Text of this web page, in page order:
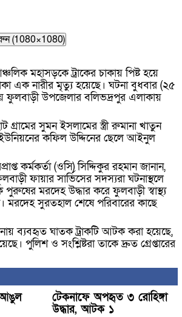
(1080×1080)
মহাসড়কে ট্রাকের চাকায় পিষ্ট হয়ে
এক নারীর মৃত্যু হয়েছে। ঘটনা বুধবার (২৫
ফুলবাড়ী উপজেলার বলিভদ্রপুর এলাকায়
গ্রামের সুমন ইসলামের স্ত্রী রুমানা খাতুন
কফিল উদ্দিনের ছেলে আইনুল
কর্মকর্তা (ওসি) সিদ্দিকুর রহমান জানান,
ফায়ার সার্ভিসের সদস্যরা ঘটনাস্থলে
মরদেহ উদ্ধার করে ফুলবাড়ী স্বাস্থ্য
মরদেহ সুরতহাল শেষে পরিবারের কাছে
ব্যবহৃত ঘাতক ট্রাকটি আটক করা হয়েছে,
পুলিশ ও সংশ্লিষ্টরা তাকে দ্রুত গ্রেপ্তারের
আঙুল
টেকনাফে অপহৃত ৩ রোহিঙ্গা
উদ্ধার, আটক ১